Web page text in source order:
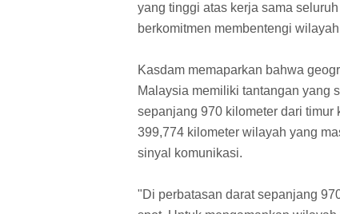
yang tinggi atas kerja sama
berkomitmen membentengi
Kasdam memaparkan bahwa
Malaysia memiliki tantangan yang
sepanjang 970 kilometer dari timur
399,774 kilometer wilayah yang
sinyal komunikasi.
"Di perbatasan darat sepanjang